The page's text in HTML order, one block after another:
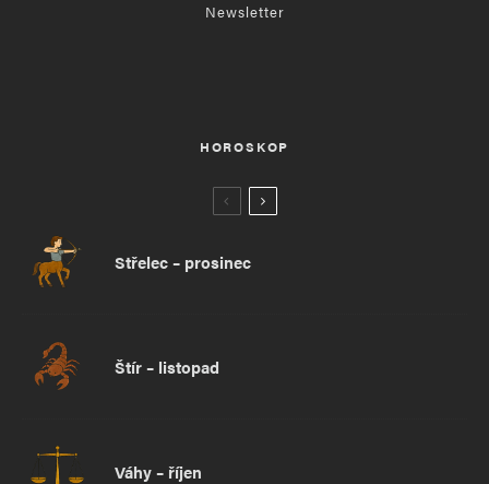
Newsletter
HOROSKOP
Střelec – prosinec
Štír – listopad
Váhy – říjen